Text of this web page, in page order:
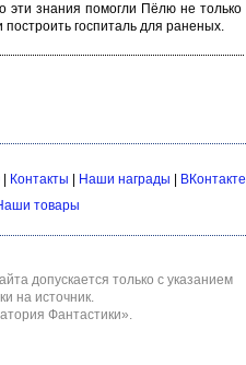
знания помогли Пёлю не только
госпиталь для раненых.
| Контакты Наши награды
ВКонтакте
товары
допускается только с указанием
на источник.
Фантастики».